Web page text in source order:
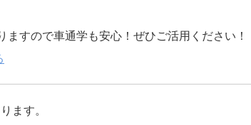
すので車通学も安心！ぜひご活用ください！
ます。